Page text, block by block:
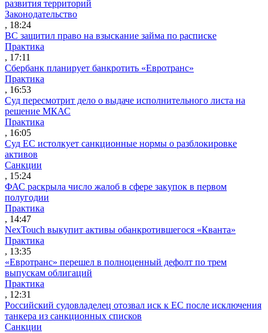
развития территорий
Законодательство
, 18:24
ВС защитил право на взыскание займа по расписке
Практика
, 17:11
Сбербанк планирует банкротить «Евротранс»
Практика
, 16:53
Суд пересмотрит дело о выдаче исполнительного листа на
решение МКАС
Практика
, 16:05
Суд ЕС истолкует санкционные нормы о разблокировке
активов
Санкции
, 15:24
ФАС раскрыла число жалоб в сфере закупок в первом
полугодии
Практика
, 14:47
NexTouch выкупит активы обанкротившегося «Кванта»
Практика
, 13:35
«Евротранс» перешел в полноценный дефолт по трем
выпускам облигаций
Практика
, 12:31
Российский судовладелец отозвал иск к ЕС после исключения
танкера из санкционных списков
Санкции